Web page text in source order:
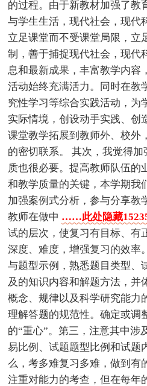
的过程。由于新教材加强了教
与学生生活，现代社会，现代
立足课堂而不受课堂局限，立
制，善于捕捉现代社会，现代
息和最新成果，丰富教学内容
活动始终充满活力。同时在教
究性学习等综合实践活动，为
实际情境，创设动手实践、创
课堂教学拓展到教师外、校外
的密切联系。 其次，我觉得
质也很必要。提高教师队伍的
和教学质量的关键，本学期我
加强案例式分析，参与分享教
教师在做中 ……此处隐藏
试的层次，使复习有目标、有
深度、难度，增强复习的效率
与题型示例，熟悉题目类型、
及的知识内容和解题方法，并
概念、规律以及科学研究能力
理解答题的规范性。确定或调
的“重心”。第三，注意其中涉
易比例、试题题型比例和试题
么，考多难复习多难，做到有
注重对能力的考查，但在每年